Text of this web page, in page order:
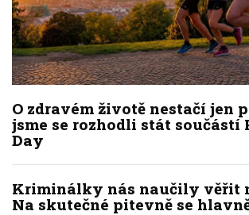
O zdravém životě nestačí jen
jsme se rozhodli stát součástí
Day
Kriminálky nás naučily věřit
Na skutečné pitevně se